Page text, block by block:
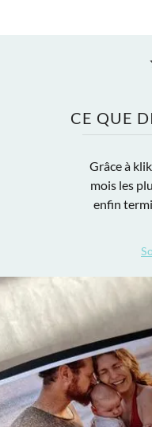
CE QUE
Grâce à
mois les
enfin